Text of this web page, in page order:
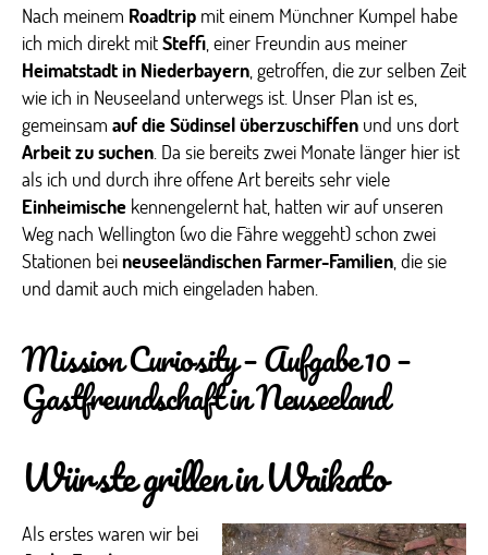
Nach meinem Roadtrip mit einem Münchner Kumpel habe
ich mich direkt mitSteffi, einer Freundin aus meiner
Heimatstadt in Niederbayern, getroffen, die zur selben Zeit
wie ich in Neuseeland unterwegs ist. Unser Plan ist es,
gemeinsam auf die Südinsel überzuschiffen und uns dort
Arbeit zu suchen. Da sie bereits zwei Monate länger hier ist
als ich und durch ihre offene Art bereits sehr viele
Einheimische kennengelernt hat, hatten wir auf unseren
Weg nach Wellington (wo die Fähre weggeht) schon zwei
Stationen beineuseeländischen Farmer-Familien, die sie
und damit auch mich eingeladen haben.
Mission Curiosity – Aufgabe 10 –
Gastfreundschaft in Neuseeland
Würste grillen in Waikato
Als erstes waren wir bei